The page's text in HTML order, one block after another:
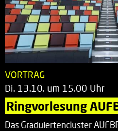
VORTRAG
Di. 13.10. um 15.00 Uhr
Ringvorlesung
Das Graduiertencluster